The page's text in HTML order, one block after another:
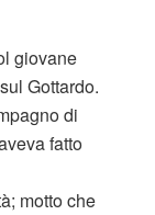
giovane
Gottardo.
di
fatto
motto che